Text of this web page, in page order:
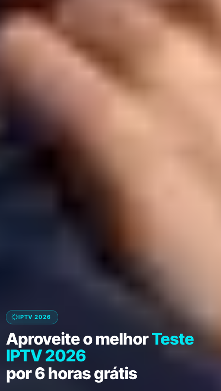
IPTV 2026
Aproveite o melhorTeste
IPTV 2026
por 6 horas grátis